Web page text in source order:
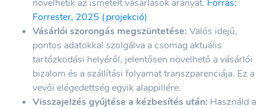
növelhetik az ismételt vásárlások arányát. Forrás:
Forrester, 2025 (projekció)
Vásárlói szorongás megszüntetése: Valós idejű,
pontos adatokkal szolgálva a csomag aktuális
tartózkodási helyéről, jelentősen növelhető a vásárlói
bizalom és a szállítási folyamat transzparenciája. Ez a
vevői elégedettség egyik alappillére.
Visszajelzés gyűjtése a kézbesítés után: Használd a